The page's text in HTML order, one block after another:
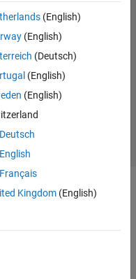
(English)
(English)
(Deutsch)
(English)
(English)
Deutsch
English
Français
Kingdom(English)
Estado de las aplicaciones